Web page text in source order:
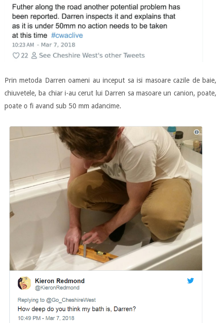
Prin metoda Darren oameni au inceput sa isi masoare cazile de baie,
chiuvetele, ba chiar i-au cerut lui Darren sa masoare un canion, poate,
poate o fi avand sub 50 mm adancime.